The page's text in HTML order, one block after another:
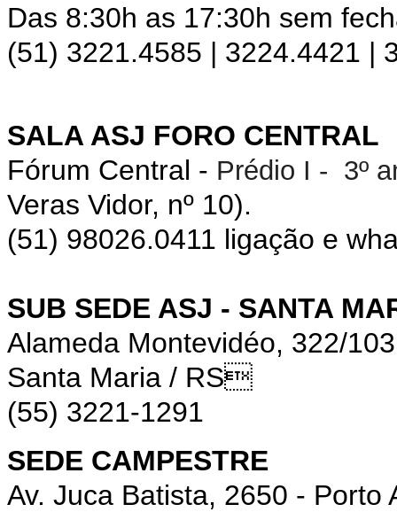
Das 8:30h as 17:30h sem
(51) 3221.4585 | 3224.4421 |
SALA ASJ FORO CENTRAL
Fórum Central - Prédio I - 3º
Veras Vidor, nº 10).
(51) 98026.0411 ligação e
SUB SEDE ASJ - SANTA
Alameda Montevidéo, 322/
Santa Maria / RS
(55) 3221-1291
SEDE CAMPESTRE
Av. Juca Batista, 2650 - Porto